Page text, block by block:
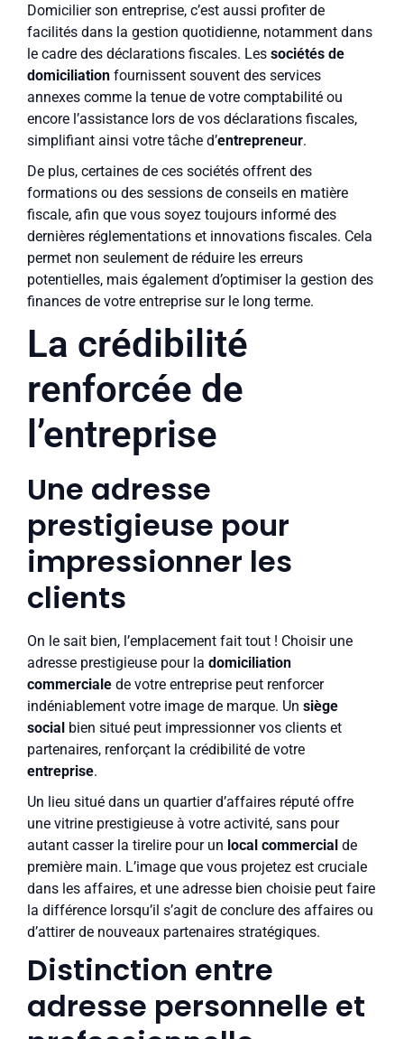
Domicilier son entreprise, c’est aussi profiter de
facilités dans la gestion quotidienne, notamment dans
le cadre des déclarations fiscales. Les sociétés de
domiciliation fournissent souvent des services
annexes comme la tenue de votre comptabilité ou
encore l’assistance lors de vos déclarations fiscales,
simplifiant ainsi votre tâche d’entrepreneur.
De plus, certaines de ces sociétés offrent des
formations ou des sessions de conseils en matière
fiscale, afin que vous soyez toujours informé des
dernières réglementations et innovations fiscales. Cela
permet non seulement de réduire les erreurs
potentielles, mais également d’optimiser la gestion des
finances de votre entreprise sur le long terme.
La crédibilité
renforcée de
l’entreprise
Une adresse
prestigieuse pour
impressionner les
clients
On le sait bien, l’emplacement fait tout ! Choisir une
adresse prestigieuse pour la domiciliation
commerciale de votre entreprise peut renforcer
indéniablement votre image de marque. Un siège
social bien situé peut impressionner vos clients et
partenaires, renforçant la crédibilité de votre
entreprise.
Un lieu situé dans un quartier d’affaires réputé offre
une vitrine prestigieuse à votre activité, sans pour
autant casser la tirelire pour un local commercial de
première main. L’image que vous projetez est cruciale
dans les affaires, et une adresse bien choisie peut faire
la différence lorsqu’il s’agit de conclure des affaires ou
d’attirer de nouveaux partenaires stratégiques.
Distinction entre
adresse personnelle et